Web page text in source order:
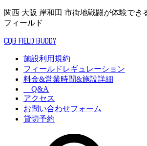
関西 大阪 岸和田 市街地戦闘が体験でき
フィールド
CQB FIELD BUDDY
施設利用規約
フィールドレギュレーション
料金&営業時間&施設詳細
Q&A
アクセス
お問い合わせフォーム
貸切予約